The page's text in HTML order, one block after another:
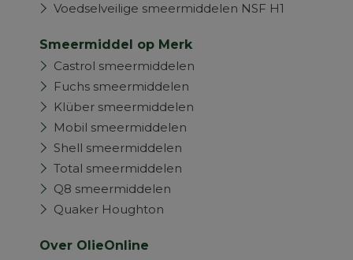
Voedselveilige smeermiddelen NSF H1
Smeermiddel op Merk
Castrol smeermiddelen
Fuchs smeermiddelen
Klüber smeermiddelen
Mobil smeermiddelen
Shell smeermiddelen
Total smeermiddelen
Q8 smeermiddelen
Quaker Houghton
Over OlieOnline